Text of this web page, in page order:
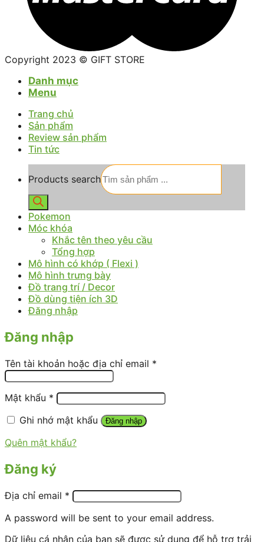
Copyright 2023 © GIFT STORE
Danh mục
Menu
Trang chủ
Sản phẩm
Review sản phẩm
Tin tức
Products search
Pokemon
Móc khóa
Khắc tên theo yêu cầu
Tổng hợp
Mô hình có khớp ( Flexi )
Mô hình trưng bày
Đồ trang trí / Decor
Đồ dùng tiện ích 3D
Đăng nhập
Đăng nhập
Tên tài khoản hoặc địa chỉ email *
Mật khẩu *
Ghi nhớ mật khẩu
Đăng nhập
Quên mật khẩu?
Đăng ký
Địa chỉ email *
A password will be sent to your email address.
Dữ liệu cá nhân của bạn sẽ được sử dụng để hỗ trợ trải